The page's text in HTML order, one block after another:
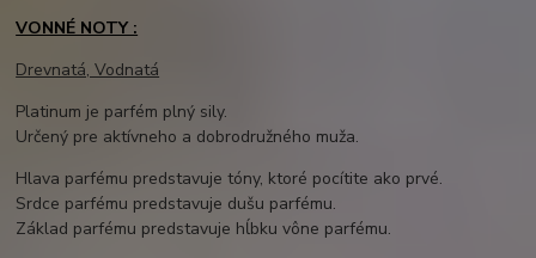
VONNÉ NOTY :
Drevnatá, Vodnatá
Platinum je parfém plný sily.
Určený pre aktívneho a dobrodružného muža.
Hlava parfému predstavuje tóny, ktoré pocítite ako prvé.
Srdce parfému predstavuje dušu parfému.
Základ parfému predstavuje hĺbku vône parfému.